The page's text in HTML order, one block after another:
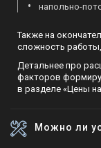
напольно-
Также на
сложность
Детальнее про
факторов
в разделе «Цены
Можно ли